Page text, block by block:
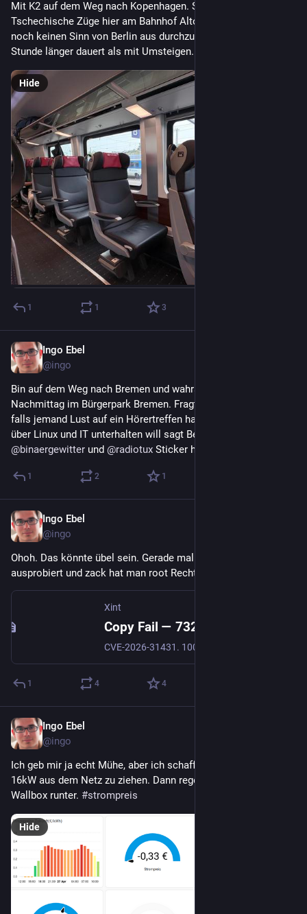
Mit K2 auf dem Weg nach Kopenhagen. Sehr schöne
Tschechische Züge hier am Bahnhof Altona. Aktuell macht es
noch keinen Sinn von Berlin aus durchzufahren weil das ne
Stunde länger dauert als mit Umsteigen.
Hide
1 1 3
Ingo Ebel
@ingo
Bin auf dem Weg nach Bremen und wahrscheinlich den ganzen
Nachmittag im Bürgerpark Bremen. Fragt nicht wieso. Aber
falls jemand Lust auf ein Hörertreffen hat oder sich einfach
@binaergewitter und @radiotux Sticker hab ich dabei.
1 2 1
Ingo Ebel
@ingo
Ohoh. Das könnte übel sein. Gerade mal in einer VM
ausprobiert und zack hat man root Rechte.
Xint
Copy Fail — 732 Bytes to Root
1 4 4
Ingo Ebel
@ingo
Ich geb mir ja echt Mühe, aber ich schaffe es nicht mehr als
16kW aus dem Netz zu ziehen. Dann regelt einfach die
Wallbox runter. #strompreis
Hide